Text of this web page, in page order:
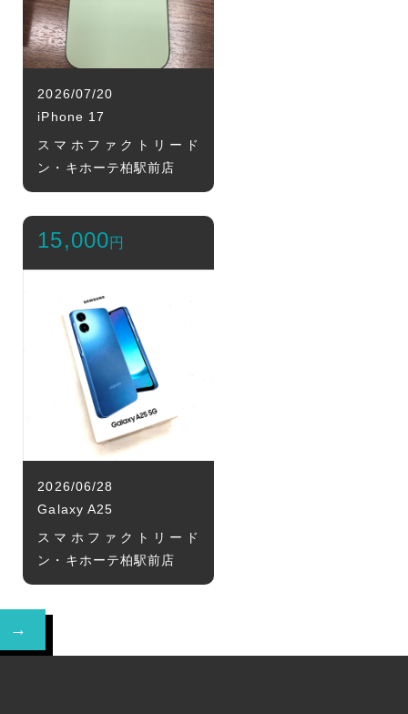
2026/07/20
iPhone 17
スマホファクトリード
ン・キホーテ柏駅前店
15,000 円
2026/06/28
Galaxy A25
スマホファクトリード
ン・キホーテ柏駅前店
→